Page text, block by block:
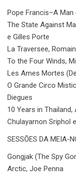
Pope Francis–A
The State Against
e Gilles Porte
La Traversee,
To the Four Winds,
Les Ames Mortes
O Grande Circo
Diegues
10 Years in
Chulayarnon Sriphol
SESSÕES DA MEIA-
Gongjak (The Spy
Arctic, Joe Penna